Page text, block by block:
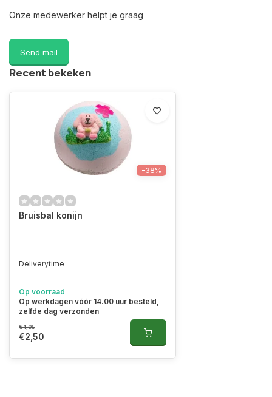
Onze medewerker helpt je graag
Send mail
Recent bekeken
-38%
Bruisbal konijn
Deliverytime
Op voorraad
Op werkdagen vóór 14.00 uur besteld,
zelfde dag verzonden
€4,05
€2,50